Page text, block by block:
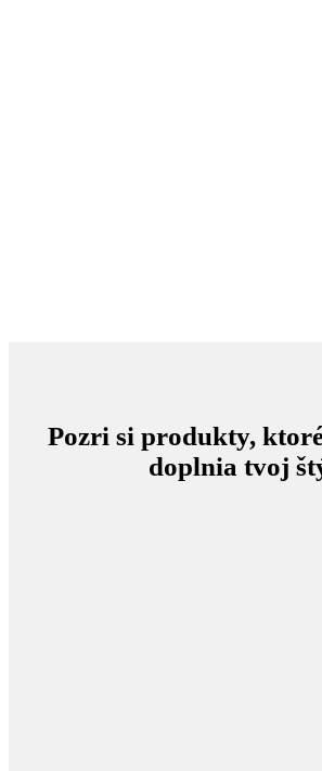
Pozri si produkty,
doplnia tvoj